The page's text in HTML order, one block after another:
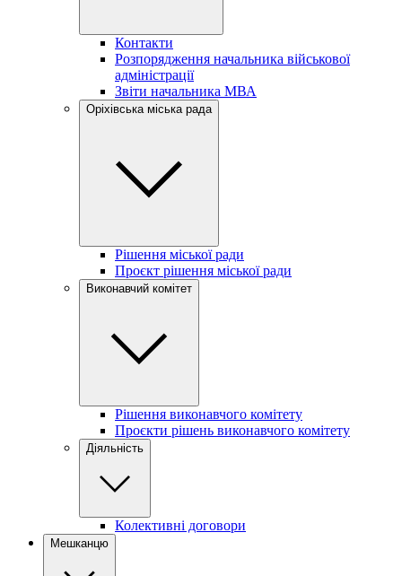
Контакти
Розпорядження начальника військової
адміністрації
Звіти начальника МВА
Оріхівська міська рада
Рішення міської ради
Проєкт рішення міської ради
Виконавчий комітет
Рішення виконавчого комітету
Проєкти рішень виконавчого комітету
Діяльність
Колективні договори
Мешканцю